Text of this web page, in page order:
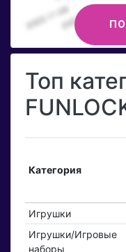
Топ
Категория
Игрушки
Игрушки/Игровые
наборы